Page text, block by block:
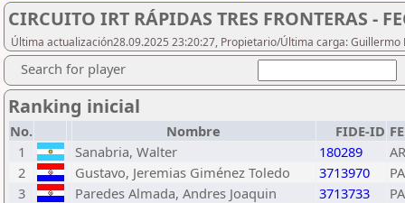
CIRCUITO IRT RÁPIDAS TRES FRONTERAS -
Última actualización28.09.2025 23:20:27, Propietario/Última carga: Guillermo
Search for player
Ranking inicial
No. Nombre FIDE-ID
1
Sanabria, Walter 180289
2
Gustavo, Jeremias Giménez Toledo 3713970
3
Paredes Almada, Andres Joaquin 3713733